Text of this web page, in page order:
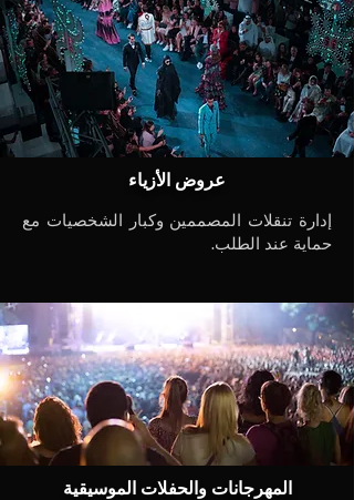
عروض الأزياء
إدارة تنقلات المصممين وكبار الشخصيات مع
حماية عند الطلب.
المهرجانات والحفلات الموسيقية